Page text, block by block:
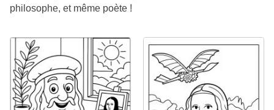
philosophe, et même poète !